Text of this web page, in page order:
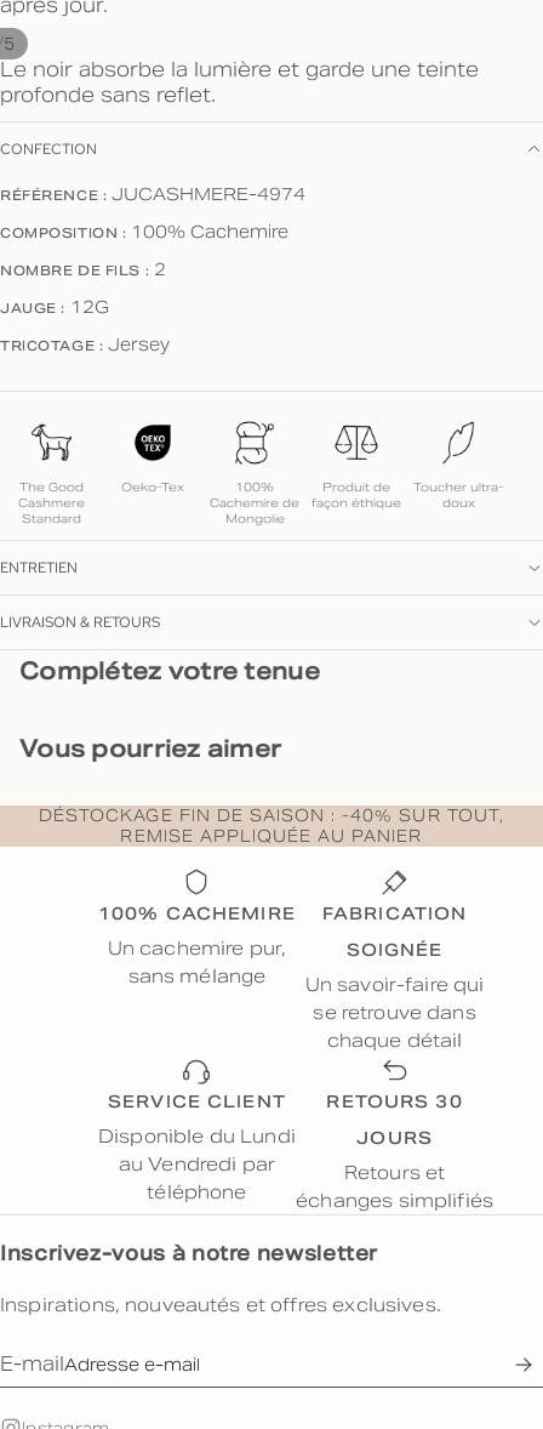
5
après jour.
Le noir absorbe la lumière et garde une teinte
profonde sans reflet.
CONFECTION
RÉFÉRENCE : JUCASHMERE-4974
COMPOSITION : 100% Cachemire
NOMBRE DE FILS : 2
JAUGE : 12G
TRICOTAGE : Jersey
The Good
Cashmere
Standard
Oeko-Tex
100%
Cachemire de
Mongolie
Produit de
façon éthique
Toucher ultra-
doux
ENTRETIEN
LIVRAISON & RETOURS
Complétez votre tenue
Vous pourriez aimer
DÉSTOCKAGE FIN DE SAISON : -40% SUR TOUT,
REMISE APPLIQUÉE AU PANIER
100% CACHEMIRE
Un cachemire pur,
sans mélange
FABRICATION
SOIGNÉE
Un savoir-faire qui
se retrouve dans
chaque détail
SERVICE CLIENT
Disponible du Lundi
au Vendredi par
téléphone
RETOURS 30
JOURS
Retours et
échanges simplifiés
Inscrivez-vous à notre newsletter
Inspirations, nouveautés et offres exclusives.
E-mail